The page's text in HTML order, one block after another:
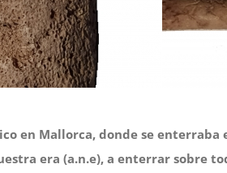
en Mallorca, donde se
era (a.n.e), a enterrar sobre